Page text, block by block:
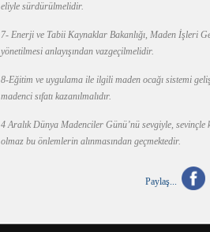
eliyle sürdürülmelidir.
7- Enerji ve Tabii Kaynaklar Bakanlığı, Maden İşleri
yönetilmesi anlayışından vazgeçilmelidir.
8-Eğitim ve uygulama ile ilgili maden ocağı sistemi
madenci sıfatı kazanılmalıdır.
4 Aralık Dünya Madenciler Günü’nü sevgiyle,
olmaz bu önlemlerin alınmasından geçmektedir.
Paylaş...